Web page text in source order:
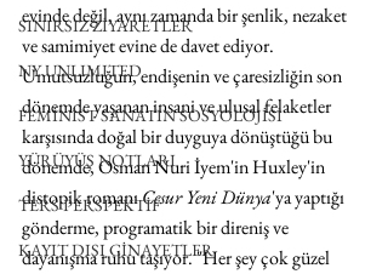
SINIRSIZ ZİYARETLER
NY UNLIMITED
FEMİNİST SANATIN SOSYOLOJİSİ
YÜRÜYÜŞ NOTLARI
TERS PERSPEKTİF
KAYIT DIŞI CİNAYETLER
evinde değil, aynı zamanda bir şenlik, nezaket
ve samimiyet evine de davet ediyor.
Umutsuzluğun, endişenin ve çaresizliğin son
dönemde yaşanan insani ve ulusal felaketler
karşısında doğal bir duyguya dönüştüğü bu
dönemde, Osman Nuri İyem'in Huxley'in
distopik romanı Cesur Yeni Dünya'ya yaptığı
gönderme, programatik bir direniş ve
dayanışma ruhu taşıyor. "Her şey çok güzel